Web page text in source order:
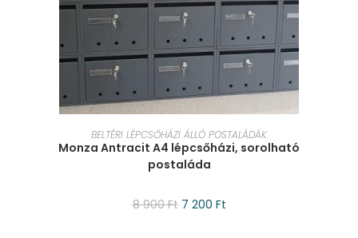
KOSÁRBA TESZEM
BELTÉRI LÉPCSŐHÁZI ÁLLÓ POSTALÁDÁK
Monza Antracit A4 lépcsőházi, sorolható
postaláda
8 900Ft 7 200 Ft